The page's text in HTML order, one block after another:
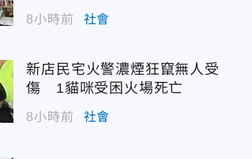
8小時前 社會
新店民宅火警濃煙狂竄無人受
傷 1貓咪受困火場死亡
8小時前 社會